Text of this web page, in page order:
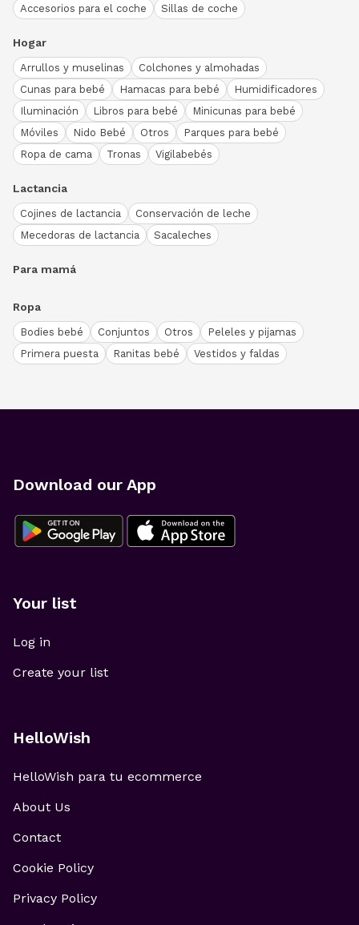
Accesorios para el coche Sillas de coche
Hogar
Arrullos y muselinas
Colchones y almohadas
Cunas para bebé
Hamacas para bebé
Humidificadores
Iluminación
Libros para bebé
Minicunas para bebé
Móviles
Nido Bebé Otros
Parques para bebé
Ropa de cama
Tronas Vigilabebés
Lactancia
Cojines de lactancia
Conservación de leche
Mecedoras de lactancia
Sacaleches
Para mamá
Ropa
Bodies bebé Conjuntos Otros
Peleles y pijamas
Primera puesta
Ranitas bebé Vestidos y faldas
Download our App
Your list
Log in
Create your list
HelloWish
HelloWish para tu ecommerce
About Us
Contact
Cookie Policy
Privacy Policy